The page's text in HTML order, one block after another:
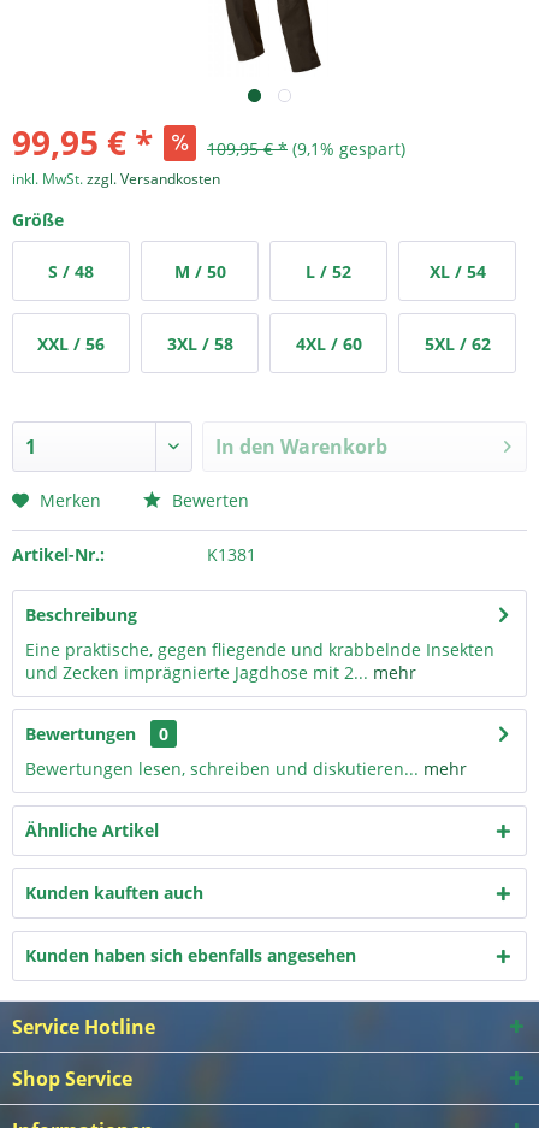
99,95 € * 109,95 € * (9,1% gespart)
inkl. MwSt.zzgl. Versandkosten
Größe
S / 48 M / 50 L / 52 XL / 54
XXL / 56 3XL / 58 4XL / 60 5XL / 62
In den Warenkorb
Merken Bewerten
Artikel-Nr.: K1381
Beschreibung
Eine praktische, gegen fliegende und krabbelnde Insekten
und Zecken imprägnierte Jagdhose mit 2... mehr
Bewertungen
0
Bewertungen lesen, schreiben und diskutieren... mehr
Ähnliche Artikel
Kunden kauften auch
Kunden haben sich ebenfalls angesehen
Service Hotline
Shop Service